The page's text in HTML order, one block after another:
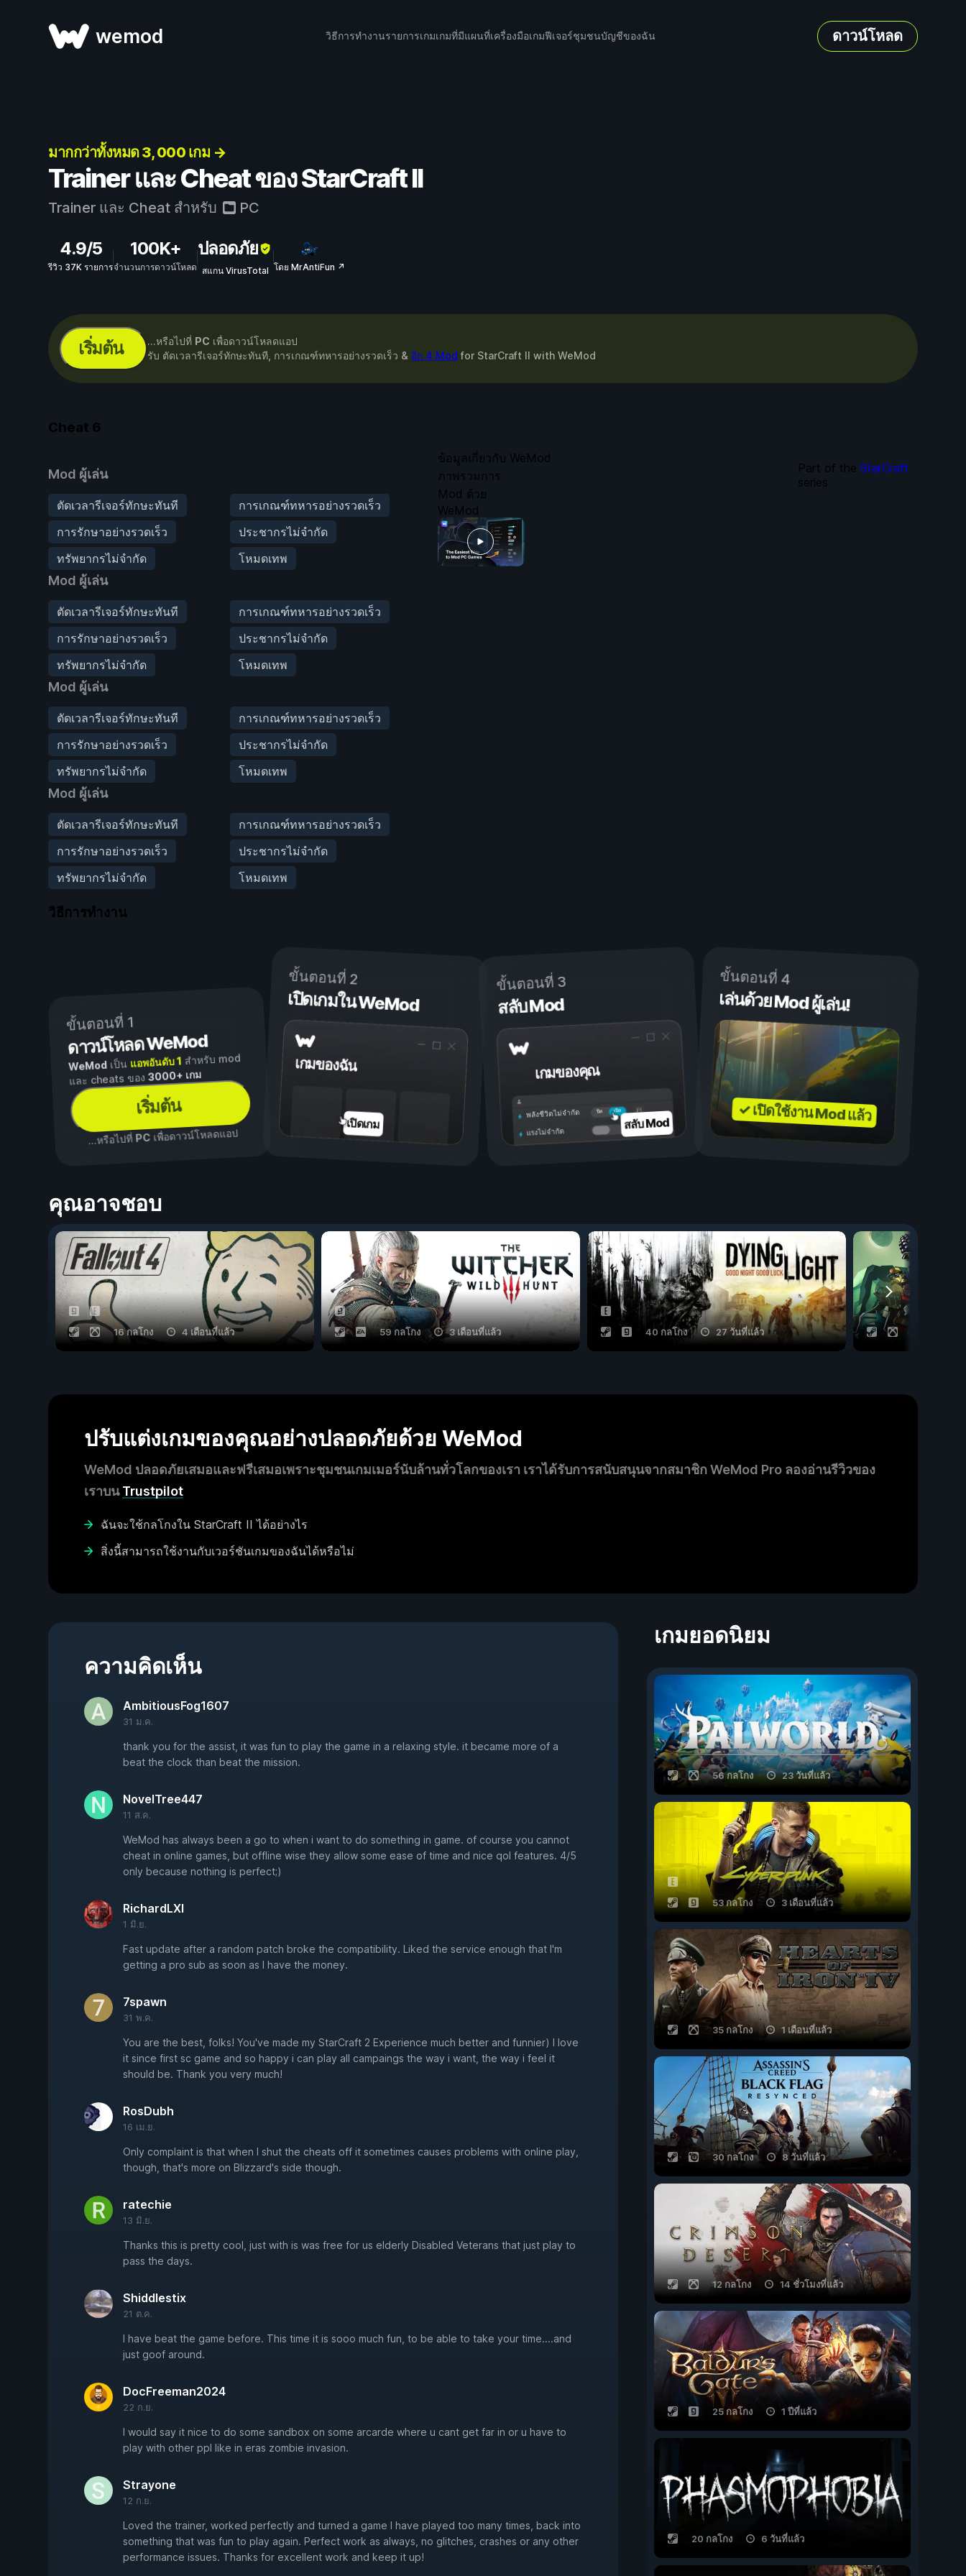
wemod วิธีการทำงานรายการเกมเกมที่มีแผนที่เครื่องมือเกมฟีเจอร์ชุมชนบัญชีของฉัน ดาวน์โหลด
มากกว่าทั้งหมด 3, 000 เกม →
Trainer และ Cheat ของ StarCraft II
Trainer และ Cheat สำหรับ PC
4.9/5
รีวิว 37K รายการ
100K+
จำนวนการดาวน์โหลด
ปลอดภัย
สแกน VirusTotal โดย MrAntiFun ↗
เริ่มต้น ...หรือไปที่ PC เพื่อดาวน์โหลดแอป
รับ ตัดเวลารีเจอร์ทักษะทันที, การเกณฑ์ทหารอย่างรวดเร็ว & อีก 4 Mod for StarCraft II with WeMod
Cheat 6
Mod ผู้เล่น
ตัดเวลารีเจอร์ทักษะทันที
การเกณฑ์ทหารอย่างรวดเร็ว
การรักษาอย่างรวดเร็ว
ประชากรไม่จำกัด
ทรัพยากรไม่จำกัด
โหมดเทพ
Mod ผู้เล่น
ตัดเวลารีเจอร์ทักษะทันที
การเกณฑ์ทหารอย่างรวดเร็ว
การรักษาอย่างรวดเร็ว
ประชากรไม่จำกัด
ทรัพยากรไม่จำกัด
โหมดเทพ
Mod ผู้เล่น
ตัดเวลารีเจอร์ทักษะทันที
การเกณฑ์ทหารอย่างรวดเร็ว
การรักษาอย่างรวดเร็ว
ประชากรไม่จำกัด
ทรัพยากรไม่จำกัด
โหมดเทพ
Mod ผู้เล่น
ตัดเวลารีเจอร์ทักษะทันที
การเกณฑ์ทหารอย่างรวดเร็ว
การรักษาอย่างรวดเร็ว
ประชากรไม่จำกัด
ทรัพยากรไม่จำกัด
โหมดเทพ
ข้อมูลเกี่ยวกับ WeMod
ภาพรวมการ
Mod ด้วย
WeMod
Part of theStarCraft
series
วิธีการทำงาน
ขั้นตอนที่ 1
ดาวน์โหลด WeMod
WeModเป็น แอพอันดับ 1 สำหรับ mod
และ cheats ของ3000+ เกม
เริ่มต้น
...หรือไปที่ PCเพื่อดาวน์โหลดแอป
ขั้นตอนที่ 2
เปิดเกมใน WeMod
เกมของฉัน
เปิดเกม
ขั้นตอนที่ 3
สลับ Mod
เกมของคุณ
เปิด
ปิด
พลังชีวิตไม่จำกัด
แรงไม่จำกัด สลับ Mod
ขั้นตอนที่ 4
เล่นด้วย Mod ผู้เล่น!
✓ เปิดใช้งาน Mod แล้ว
คุณอาจชอบ
16 กลโกง 4 เดือนที่แล้ว 59 กลโกง 3 เดือนที่แล้ว 40 กลโกง 27 วันที่แล้ว
ปรับแต่งเกมของคุณอย่างปลอดภัยด้วย WeMod
WeMod ปลอดภัยเสมอและฟรีเสมอเพราะชุมชนเกมเมอร์นับล้านทั่วโลกของเรา เราได้รับการสนับสนุนจากสมาชิก WeMod Pro ลองอ่านรีวิวของ
เราบนTrustpilot
ฉันจะใช้กลโกงใน StarCraft II ได้อย่างไร
สิ่งนี้สามารถใช้งานกับเวอร์ชันเกมของฉันได้หรือไม่
ความคิดเห็น
AmbitiousFog1607
31 ม.ค.
thank you for the assist, it was fun to play the game in a relaxing style. it became more of a
beat the clock than beat the mission.
NovelTree447
11 ส.ค.
WeMod has always been a go to when i want to do something in game. of course you cannot
cheat in online games, but offline wise they allow some ease of time and nice qol features. 4/5
only because nothing is perfect;)
RichardLXI
1 มิ.ย.
Fast update after a random patch broke the compatibility. Liked the service enough that I'm
getting a pro sub as soon as I have the money.
7spawn
31 พ.ค.
You are the best, folks! You've made my StarCraft 2 Experience much better and funnier) I love
it since first sc game and so happy i can play all campaings the way i want, the way i feel it
should be. Thank you very much!
RosDubh
16 เม.ย.
Only complaint is that when I shut the cheats off it sometimes causes problems with online play,
though, that's more on Blizzard's side though.
ratechie
13 มิ.ย.
Thanks this is pretty cool, just with is was free for us elderly Disabled Veterans that just play to
pass the days.
Shiddlestix
21 ต.ค.
I have beat the game before. This time it is sooo much fun, to be able to take your time....and
just goof around.
DocFreeman2024
22 ก.ย.
I would say it nice to do some sandbox on some arcarde where u cant get far in or u have to
play with other ppl like in eras zombie invasion.
Strayone
12 ก.ย.
Loved the trainer, worked perfectly and turned a game I have played too many times, back into
something that was fun to play again. Perfect work as always, no glitches, crashes or any other
performance issues. Thanks for excellent work and keep it up!
เกมยอดนิยม
56 กลโกง 23 วันที่แล้ว
53 กลโกง 3 เดือนที่แล้ว
35 กลโกง 1 เดือนที่แล้ว
30 กลโกง 8 วันที่แล้ว
12 กลโกง 14 ชั่วโมงที่แล้ว
25 กลโกง 1 ปีที่แล้ว
20 กลโกง 6 วันที่แล้ว